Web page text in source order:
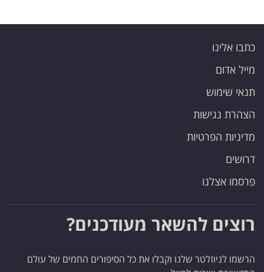
כתבו אלינו
מייל אדום
תנאי שימוש
הצהרת נגישות
מדיניות הפרטיות
דרושים
פרסמו אצלנו
רוצים להשאר מעודכנים?
הרשמו לניוזלטר שלנו וקבלו את כל הסיפורים החמים של עולם